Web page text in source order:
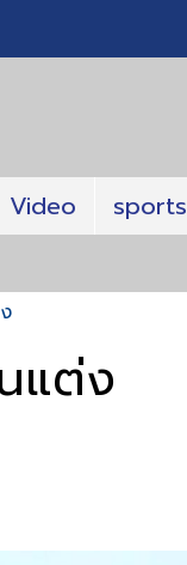
Video sports
แต่ง